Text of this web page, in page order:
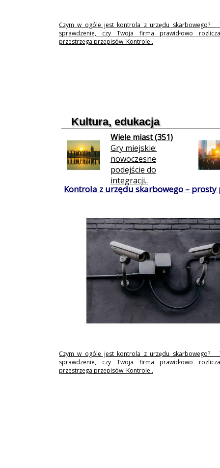
Czym w ogóle jest kontrola z urzędu skarbowego?
sprawdzenie, czy Twoja firma prawidłowo
przestrzega przepisów. Kontrole..
Kultura, edukacja
Wiele miast (351)
Gry miejskie:
nowoczesne
podejście do
integracji..
Kontrola z urzędu skarbowego –
Czym w ogóle jest kontrola z urzędu skarbowego?
sprawdzenie, czy Twoja firma prawidłowo
przestrzega przepisów. Kontrole..